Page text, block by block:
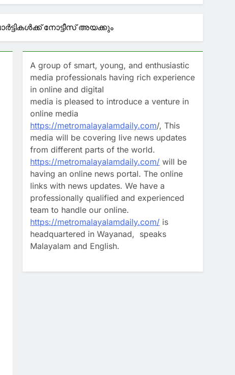
പി ജയരാജനെതിരെ
ചർച്ച നടത്തി മുഖ്യമന്ത്രി
സന്ദേശവും നിർണായകം;
നോട്ടീസ് അയക്കും
A group of smart, young, and enthusiastic
media professionals having rich experience
in online and digital
media is pleased to introduce a venture in
online media
https://metromalayalamdaily.com/, This
media will be covering live news updates
from different parts of the world.
https://metromalayalamdaily.com/ will be
having an online news portal. The online
links with news updates. We have a
professionally qualified and experienced
team to handle our online.
https://metromalayalamdaily.com/ is
headquartered in Wayanad, speaks
Malayalam and English.